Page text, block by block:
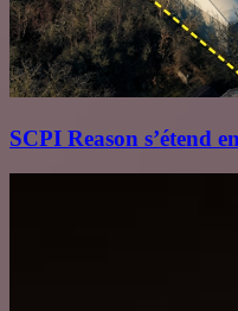
SCPI Reason s’étend